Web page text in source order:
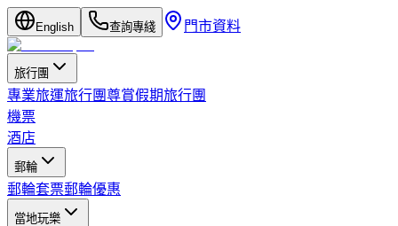
English 查詢專綫 門市資料
旅行團
專業旅運旅行團尊賞假期旅行團
機票
酒店
郵輪
郵輪套票郵輪優惠
當地玩樂